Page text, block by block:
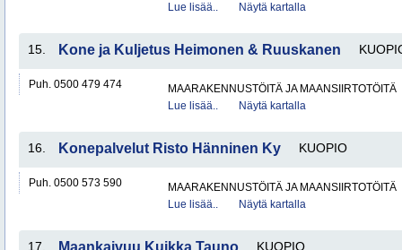
Lue lisää..
Näytä kartalla
15. Kone ja Kuljetus Heimonen & Ruuskanen
Puh. 0500 479 474
MAARAKENNUSTÖITÄ JA MAANSIIRTOTÖITÄ
Lue lisää..
Näytä kartalla
16. Konepalvelut Risto Hänninen Ky KUOPIO
Puh. 0500 573 590
MAARAKENNUSTÖITÄ JA MAANSIIRTOTÖITÄ
Lue lisää..
Näytä kartalla
17. Maankaivuu Kuikka Tauno KUOPIO